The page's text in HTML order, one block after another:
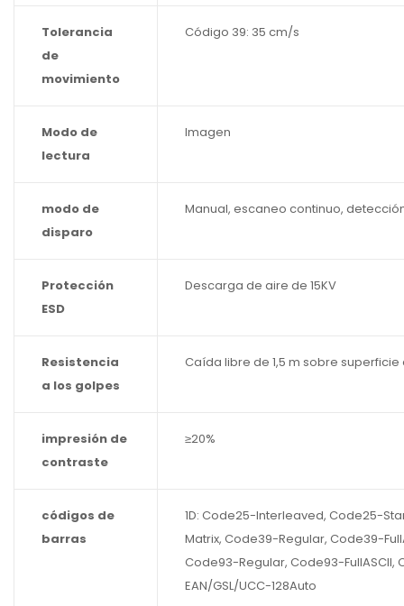
Tolerancia
de
movimiento
Código 39: 35 cm/s
Modo de
lectura
Imagen
modo de
disparo
Manual, escaneo continuo,
Protección
ESD
Descarga de aire de 15KV
Resistencia
a los golpes
Caída libre de 1,5 m sobre
impresión de
contraste
≥20%
códigos de
barras
1D: Code25-Interleaved, Code25-
Matrix, Code39-Regular, Code39-
Code93-Regular, Code93-FullASCII,
EAN/GSL/UCC-128Auto